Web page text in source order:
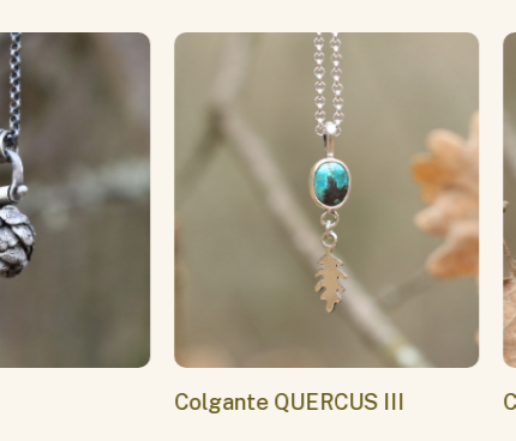
Colgante QUERCUS III